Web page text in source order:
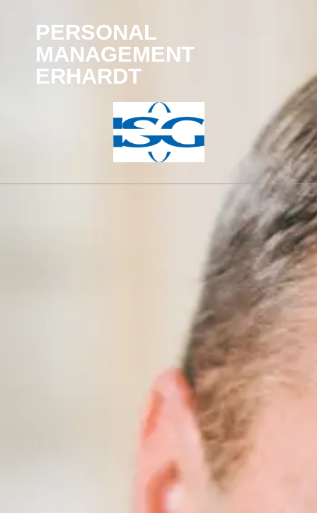
PERSONAL
MANAGEMENT
ERHARDT